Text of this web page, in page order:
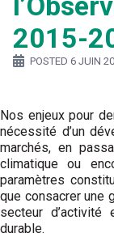
2015-
POSTED 6 JUIN
Nos enjeux pour
nécessité d’un
marchés, en
climatique ou
paramètres
que consacrer une
secteur d’activité
durable.